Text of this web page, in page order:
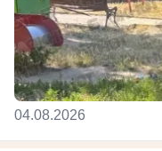
04.08.2026